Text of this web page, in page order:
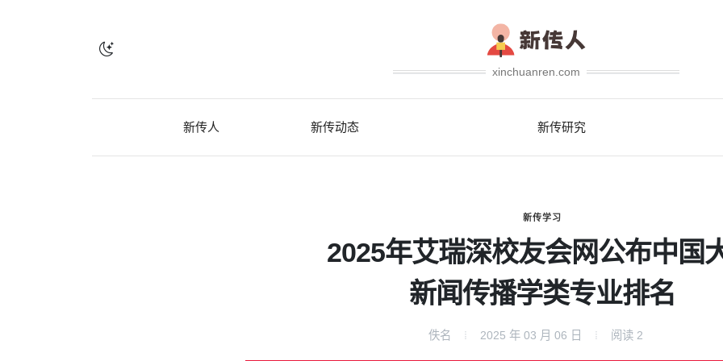
xinchuanren.com
新传人 新传动态 新传研究
新传学习
2025年艾瑞深校友会网公布中国
新闻传播学类专业排名
佚名 2025 年 03 月 06 日 阅读 2